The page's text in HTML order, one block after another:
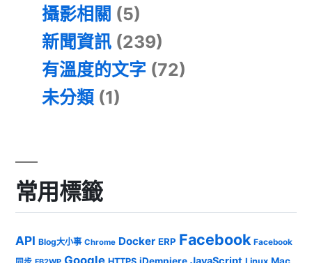
攝影相關 (5)
新聞資訊 (239)
有溫度的文字 (72)
未分類 (1)
常用標籤
API Blog大小事 Chrome Docker ERP Facebook Facebook